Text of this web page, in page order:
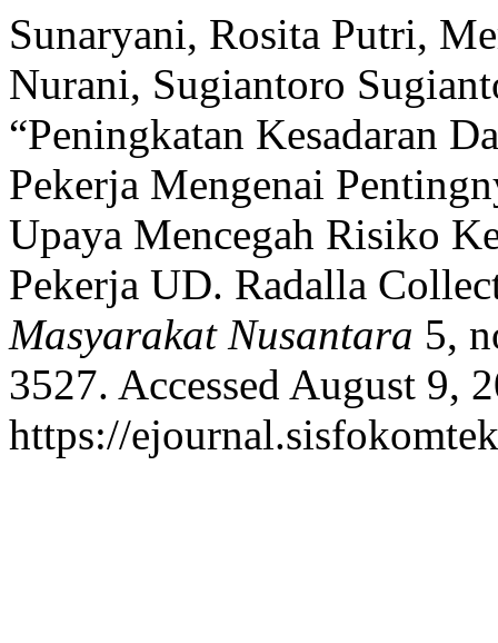
Sunaryani, Rosita Putri,
Nurani, Sugiantoro
“Peningkatan Kesadaran
Pekerja Mengenai
Upaya Mencegah Risiko
Pekerja UD. Radalla
Masyarakat Nusantara 5,
3527. Accessed August 9,
https://